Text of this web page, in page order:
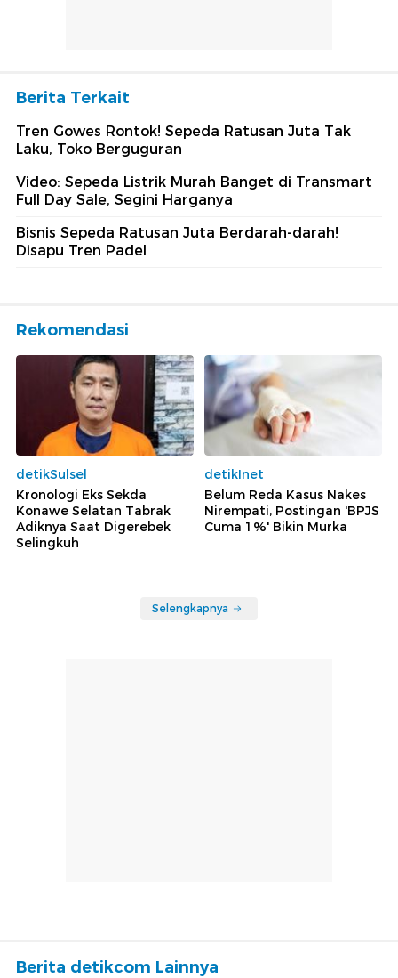
Berita Terkait
Tren Gowes Rontok! Sepeda Ratusan Juta Tak
Laku, Toko Berguguran
Video: Sepeda Listrik Murah Banget di Transmart
Full Day Sale, Segini Harganya
Bisnis Sepeda Ratusan Juta Berdarah-darah!
Disapu Tren Padel
Rekomendasi
detikSulsel
Kronologi Eks Sekda
Konawe Selatan Tabrak
Adiknya Saat Digerebek
Selingkuh
detikInet
Belum Reda Kasus Nakes
Nirempati, Postingan 'BPJS
Cuma 1%' Bikin Murka
Selengkapnya
Berita detikcom Lainnya